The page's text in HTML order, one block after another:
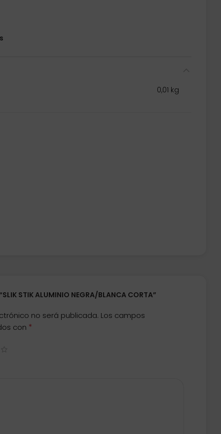
0,01 kg
STIK ALUMINIO NEGRA/BLANCA CORTA”
no será publicada. Los campos
con *